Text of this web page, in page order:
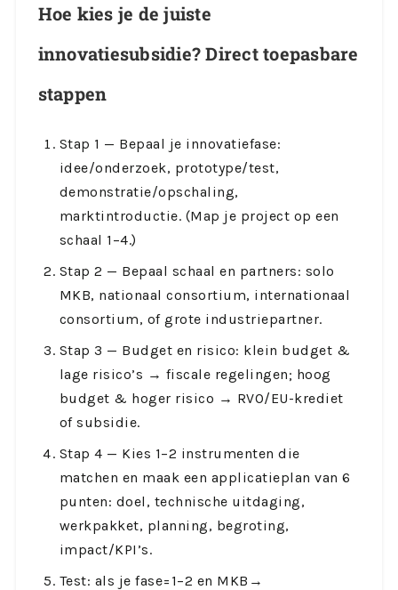
Hoe kies je de juiste
innovatiesubsidie? Direct toepasbare
stappen
Stap 1 — Bepaal je innovatiefase:
idee/onderzoek, prototype/test,
demonstratie/opschaling,
marktintroductie. (Map je project op een
schaal 1–4.)
Stap 2 — Bepaal schaal en partners: solo
MKB, nationaal consortium, internationaal
consortium, of grote industriepartner.
Stap 3 — Budget en risico: klein budget &
lage risico’s → fiscale regelingen; hoog
budget & hoger risico → RVO/EU-krediet
of subsidie.
Stap 4 — Kies 1–2 instrumenten die
matchen en maak een applicatieplan van 6
punten: doel, technische uitdaging,
werkpakket, planning, begroting,
impact/KPI’s.
Test: als je fase=1–2 en MKB→